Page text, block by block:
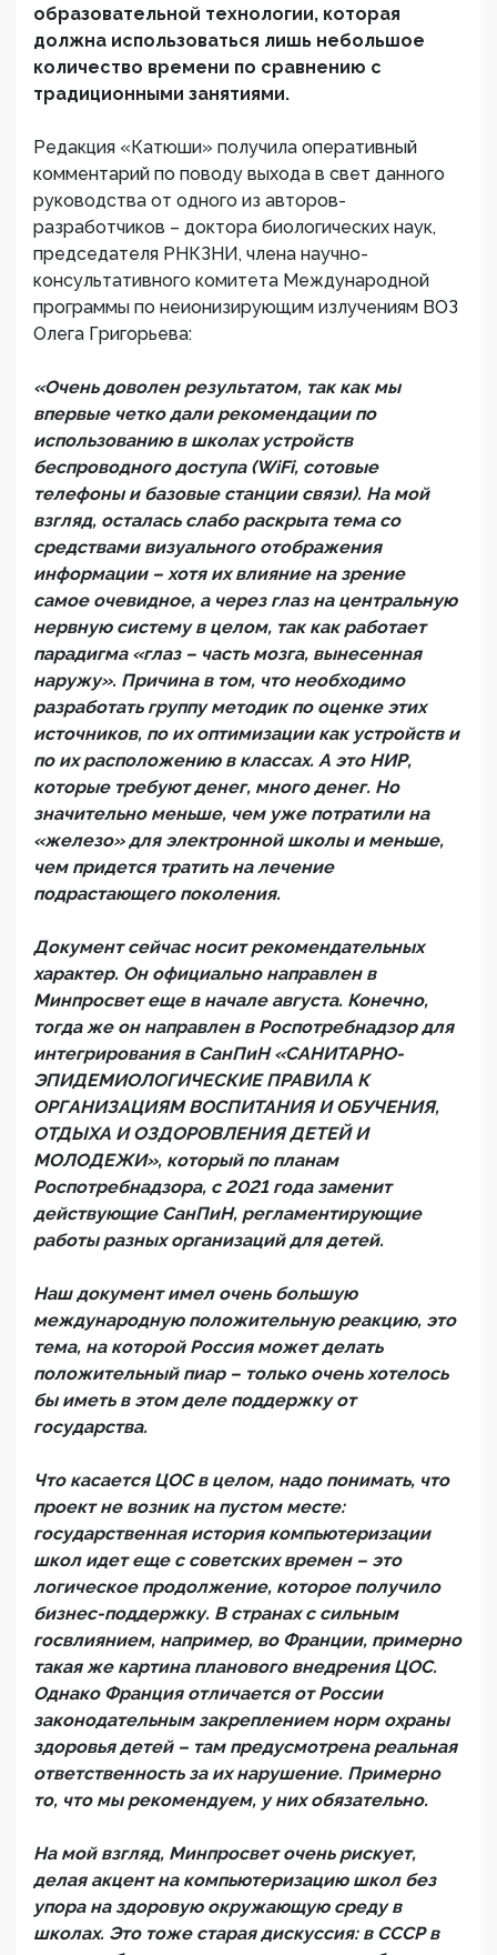
образовательной технологии, которая
должна использоваться лишь небольшое
количество времени по сравнению с
традиционными занятиями.
Редакция «Катюши» получила оперативный
комментарий по поводу выхода в свет данного
руководства от одного из авторов-
разработчиков – доктора биологических наук,
председателя РНКЗНИ, члена научно-
консультативного комитета Международной
программы по неионизирующим излучениям ВОЗ
Олега Григорьева:
«Очень доволен результатом, так как мы
впервые четко дали рекомендации по
использованию в школах устройств
беспроводного доступа (WiFi, сотовые
телефоны и базовые станции связи). На мой
взгляд, осталась слабо раскрыта тема со
средствами визуального отображения
информации – хотя их влияние на зрение
самое очевидное, а через глаз на центральную
нервную систему в целом, так как работает
парадигма «глаз – часть мозга, вынесенная
наружу». Причина в том, что необходимо
разработать группу методик по оценке этих
источников, по их оптимизации как устройств и
по их расположению в классах. А это НИР,
которые требуют денег, много денег. Но
значительно меньше, чем уже потратили на
«железо» для электронной школы и меньше,
чем придется тратить на лечение
подрастающего поколения.
Документ сейчас носит рекомендательных
характер. Он официально направлен в
Минпросвет еще в начале августа. Конечно,
тогда же он направлен в Роспотребнадзор для
интегрирования в СанПиН «САНИТАРНО-
ЭПИДЕМИОЛОГИЧЕСКИЕ ПРАВИЛА К
ОРГАНИЗАЦИЯМ ВОСПИТАНИЯ И ОБУЧЕНИЯ,
ОТДЫХА И ОЗДОРОВЛЕНИЯ ДЕТЕЙ И
МОЛОДЕЖИ», который по планам
Роспотребнадзора, с 2021 года заменит
действующие СанПиН, регламентирующие
работы разных организаций для детей.
Наш документ имел очень большую
международную положительную реакцию, это
тема, на которой Россия может делать
положительный пиар – только очень хотелось
бы иметь в этом деле поддержку от
государства.
Что касается ЦОС в целом, надо понимать, что
проект не возник на пустом месте:
государственная история компьютеризации
школ идет еще с советских времен – это
логическое продолжение, которое получило
бизнес-поддержку. В странах с сильным
госвлиянием, например, во Франции, примерно
такая же картина планового внедрения ЦОС.
Однако Франция отличается от России
законодательным закреплением норм охраны
здоровья детей – там предусмотрена реальная
ответственность за их нарушение. Примерно
то, что мы рекомендуем, у них обязательно.
На мой взгляд, Минпросвет очень рискует,
делая акцент на компьютеризацию школ без
упора на здоровую окружающую среду в
школах. Это тоже старая дискуссия: в СССР в